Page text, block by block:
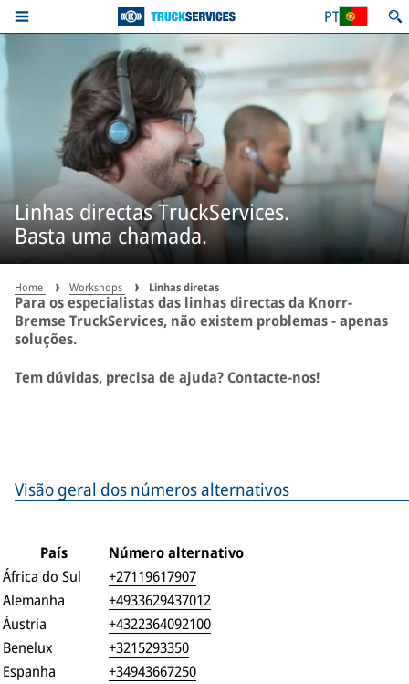
PT
Linhas directas TruckServices.
Basta uma chamada.
Home Workshops Linhas diretas
Para os especialistas das linhas directas da Knorr-
Bremse TruckServices, não existem problemas - apenas
soluções.
Tem dúvidas, precisa de ajuda? Contacte-nos!
Visão geral dos números alternativos
País
Número alternativo
África do Sul
+27119617907
Alemanha
+4933629437012
Áustria
+4322364092100
Benelux
+3215293350
Espanha
+34943667250